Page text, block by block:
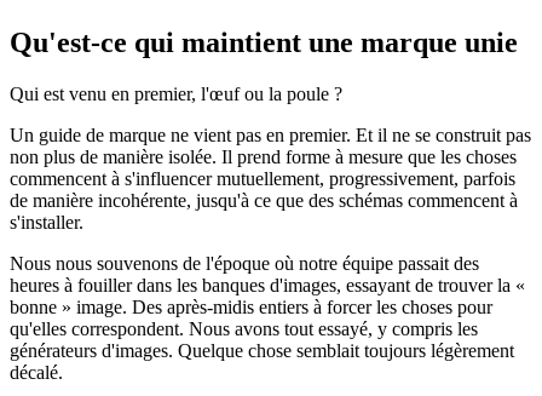
Qu'est-ce qui maintient une marque unie
Qui est venu en premier, l'œuf ou la poule ?
Un guide de marque ne vient pas en premier. Et il ne se construit pas
non plus de manière isolée. Il prend forme à mesure que les choses
commencent à s'influencer mutuellement, progressivement, parfois
de manière incohérente, jusqu'à ce que des schémas commencent à
s'installer.
Nous nous souvenons de l'époque où notre équipe passait des
heures à fouiller dans les banques d'images, essayant de trouver la «
bonne » image. Des après-midis entiers à forcer les choses pour
qu'elles correspondent. Nous avons tout essayé, y compris les
générateurs d'images. Quelque chose semblait toujours légèrement
décalé.